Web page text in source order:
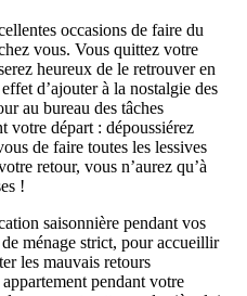
occasions de faire du
vous. Vous quittez votre
heureux de le retrouver en
d’ajouter à la nostalgie des
au bureau des tâches
votre départ : dépoussiérez
de faire toutes les lessives
retour, vous n’aurez qu’à
!
saisonnière pendant vos
ménage strict, pour accueillir
les mauvais retours
pendant votre